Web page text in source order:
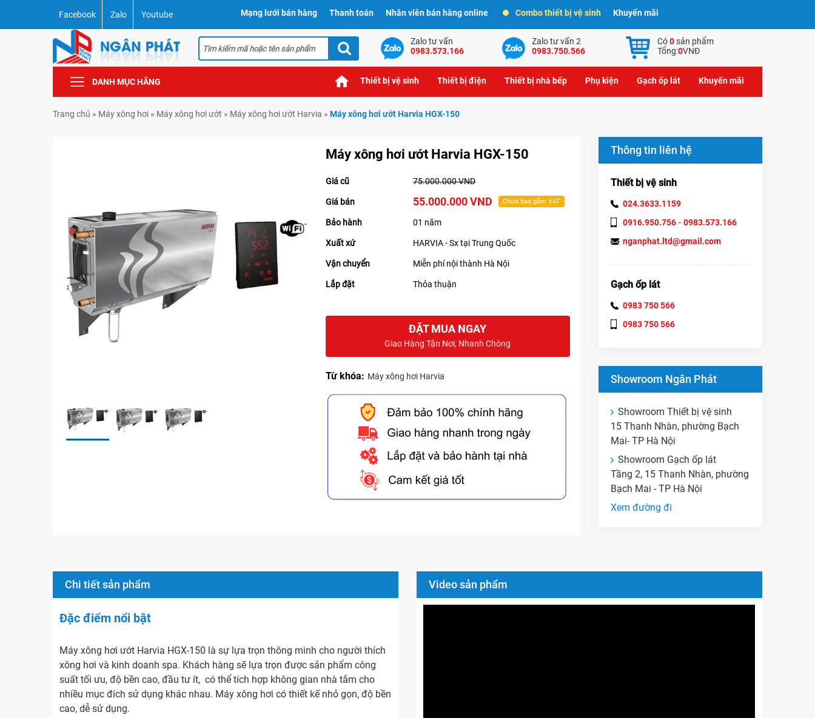
Facebook Zalo Youtube Mạng lưới bán hàng Thanh toán Nhân viên bán hàng online Combo thiết bị vệ sinh Khuyến mãi
Zalo tư vấn
0983.573.166
Zalo tư vấn 2
0983.750.566
Có0sản phẩm
Tổng:0VNĐ
DANH MỤC HÃNG Thiết bị vệ sinh Thiết bị điện Thiết bị nhà bếp Phụ kiện Gạch ốp lát Khuyến mãi
Trang chủ » Máy xông hơi » Máy xông hơi ướt » Máy xông hơi ướt Harvia » Máy xông hơi ướt Harvia HGX-150
Máy xông hơi ướt Harvia HGX-150
Giá cũ 75.000.000 VND
Giá bán 55.000.000 VND Chưa bao gồm VAT
Bảo hành 01 năm
Xuất xứ HARVIA - Sx tại Trung Quốc
Vận chuyển Miễn phí nội thành Hà Nội
Lắp đặt Thỏa thuận
ĐẶT MUA NGAY
Giao Hàng Tận Nơi, Nhanh Chóng
Từ khóa: Máy xông hơi Harvia
Thông tin liên hệ
Thiết bị vệ sinh
024.3633.1159
0916.950.756 - 0983.573.166
nganphat.ltd@gmail.com
Gạch ốp lát
0983 750 566
0983 750 566
Showroom Ngân Phát
Showroom Thiết bị vệ sinh
15 Thanh Nhàn, phường Bạch
Mai- TP Hà Nội
Showroom Gạch ốp lát
Tầng 2, 15 Thanh Nhàn, phường
Bạch Mai - TP Hà Nội
Xem đường đi
Chi tiết sản phẩm
Đặc điểm nổi bật
Máy xông hơi ướt Harvia HGX-150 là sự lựa trọn thông minh cho người thích
xông hơi và kinh doanh spa. Khách hàng sẽ lựa trọn được sản phẩm công
suất tối ưu, độ bền cao, đầu tư ít, có thể tích hợp không gian nhà tắm cho
nhiều mục đích sử dụng khác nhau. Máy xông hơi có thiết kế nhỏ gọn, độ bền
cao, dễ sử dụng.
Video sản phẩm